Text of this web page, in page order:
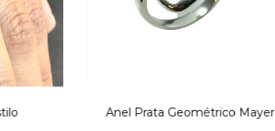
Anel Prata Geométrico Mayer